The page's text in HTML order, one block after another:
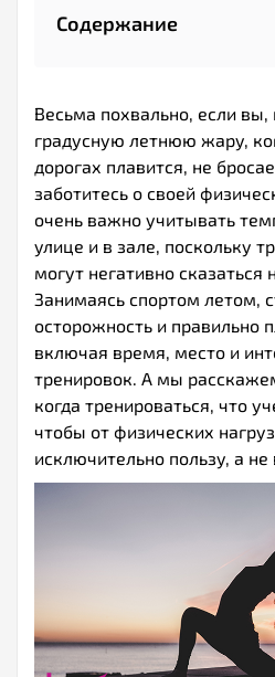
Содержание
Весьма похвально, если
градусную летнюю жару,
дорогах плавится, не
заботитесь о своей
очень важно учитывать
улице и в зале, поскольку
могут негативно сказаться
Занимаясь спортом летом,
осторожность и правильно
включая время, место и
тренировок. А мы
когда тренироваться, что
чтобы от физических
исключительно пользу, а не